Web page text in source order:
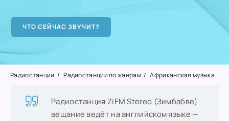
Радиостанции Радиостанции по жанрам Африканская музыка
Радиостанция ZiFM Stereo (Зимбабве)
вещание ведёт на английском языке —